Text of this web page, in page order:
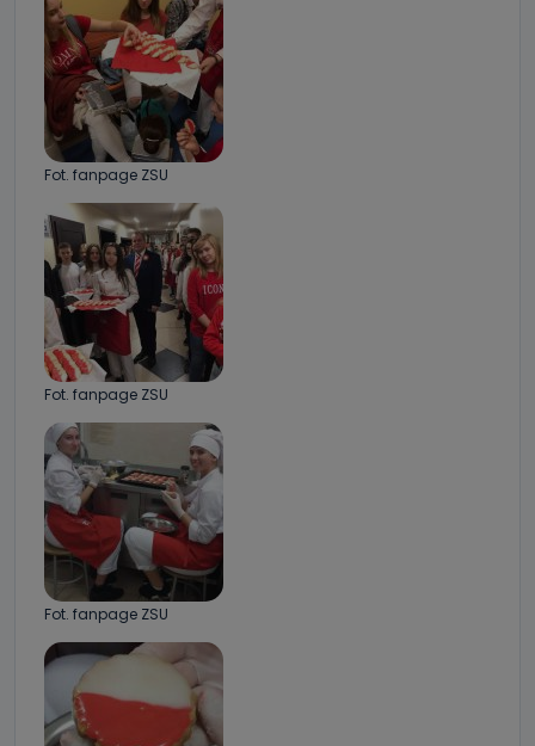
Fot. fanpage ZSU
Fot. fanpage ZSU
Fot. fanpage ZSU